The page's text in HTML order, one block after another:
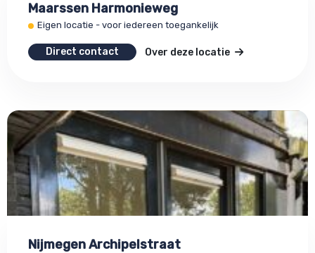
Maarssen Harmonieweg
Eigen locatie - voor iedereen toegankelijk
Direct contact Over deze locatie
Nijmegen Archipelstraat